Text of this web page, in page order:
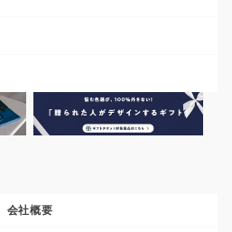
会社概要